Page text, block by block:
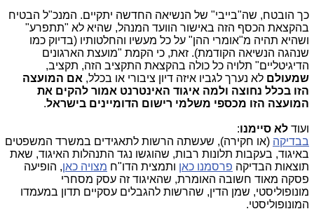
כך הובטח, שה"בייבי" של הנשיאה החדשה יתקיים. המנכ"ל הבטיח
בהקצאת הכסף הזה באישור הוועד המנהל, שהיא לא "תתפרע"
ושהיא תהיה מ"אומרי ההן" על כל מעשיו והחלטותיו (בדיוק כמו
שנהגה הנשיאה הקודמת). זאת, כי הקמת "מועצת הארגונים
הדיגיטליים" תלויה כל כולה בהקצאת התקציב הזה, תקציב,
שמעולם לא נערך לגביו איזה דיון ציבורי או בכלל, אם המועצה
הזו בכלל נחוצה ולמה איגוד האינטרנט אמור להקים את
המועצה הזו מכספי משלמי רישום הדומיינים בישראל.
ועוד לא סיימנו:
בבדיקה (או חקירה), שעשתה הרשות לתאגידים במשרד המשפטים
באיגוד, בעקבות תלונות רבות, שהוגשו נגד התנהלות האיגוד, שאת
תוצאות הבדיקה פרסמנו כאן ותמצית הדו"ח מצויה כאן, הופיעה
פסקה מאוד חשובה האומרת, שהאיגוד זה עסק מסחרי
מונופוליסטי, שמן הדין, שהרשות להגבלים עסקיים תדון במעמדו
המונופוליסטי.